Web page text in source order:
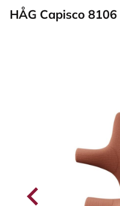
HÅG Capisco 8106